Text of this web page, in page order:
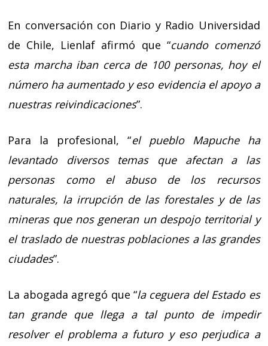
En conversación con Diario y Radio Universidad
de Chile, Lienlaf afirmó que “cuando comenzó
esta marcha iban cerca de 100 personas, hoy el
número ha aumentado y eso evidencia el apoyo a
nuestras reivindicaciones”.
Para la profesional, “el pueblo Mapuche ha
levantado diversos temas que afectan a las
personas como el abuso de los recursos
naturales, la irrupción de las forestales y de las
mineras que nos generan un despojo territorial y
el traslado de nuestras poblaciones a las grandes
ciudades”.
La abogada agregó que “la ceguera del Estado es
tan grande que llega a tal punto de impedir
resolver el problema a futuro y eso perjudica a